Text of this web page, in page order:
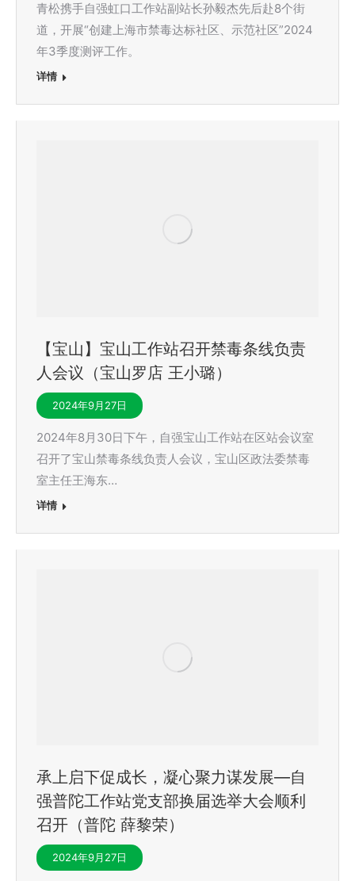
青松携手自强虹口工作站副站长孙毅杰先后赴8个街
道，开展“创建上海市禁毒达标社区、示范社区”2024
年3季度测评工作。
详情
【宝山】宝山工作站召开禁毒条线负责
人会议（宝山罗店 王小璐）
2024年9月27日
2024年8月30日下午，自强宝山工作站在区站会议室
召开了宝山禁毒条线负责人会议，宝山区政法委禁毒
室主任王海东…
详情
承上启下促成长，凝心聚力谋发展—自
强普陀工作站党支部换届选举大会顺利
召开（普陀 薛黎荣）
2024年9月27日